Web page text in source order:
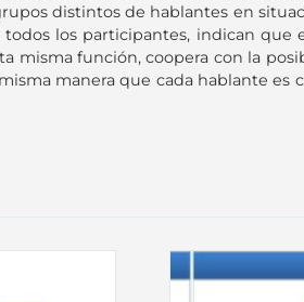
distintos de hablantes en
los participantes, indican
función, coopera con la
manera que cada hablante